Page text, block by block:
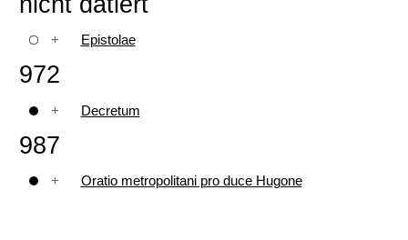
+ Epistolae
972
+ Decretum
987
+ Oratio metropolitani pro duce Hugone